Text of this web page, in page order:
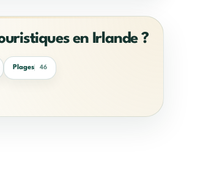
en Irlande ?
Plages 46